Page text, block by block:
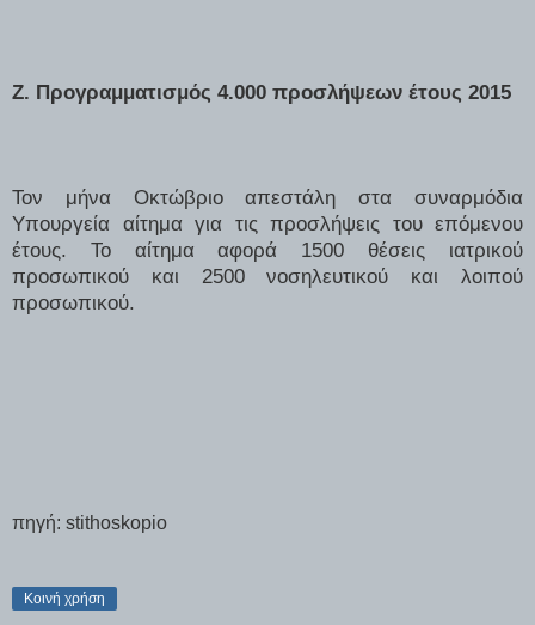
Z. Προγραμματισμός 4.000 προσλήψεων έτους 2015
Τον μήνα Οκτώβριο απεστάλη στα συναρμόδια
Υπουργεία αίτημα για τις προσλήψεις του επόμενου
έτους. Το αίτημα αφορά 1500 θέσεις ιατρικού
προσωπικού και 2500 νοσηλευτικού και λοιπού
προσωπικού.
πηγή: stithoskopio
Κοινή χρήση